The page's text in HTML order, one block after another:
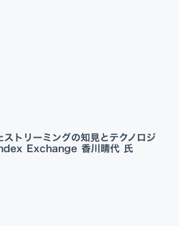
ストリーミングの知見とテクノロジ
Exchange 香川晴代 氏